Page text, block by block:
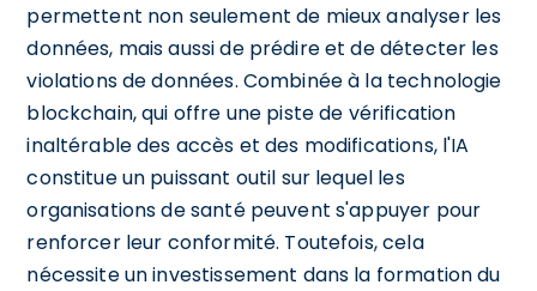
permettent non seulement de mieux analyser les
données, mais aussi de prédire et de détecter les
violations de données. Combinée à la technologie
blockchain, qui offre une piste de vérification
inaltérable des accès et des modifications, l'IA
constitue un puissant outil sur lequel les
organisations de santé peuvent s'appuyer pour
renforcer leur conformité. Toutefois, cela
nécessite un investissement dans la formation du